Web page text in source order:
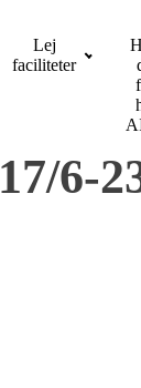
Lej
faciliteter
17/6-